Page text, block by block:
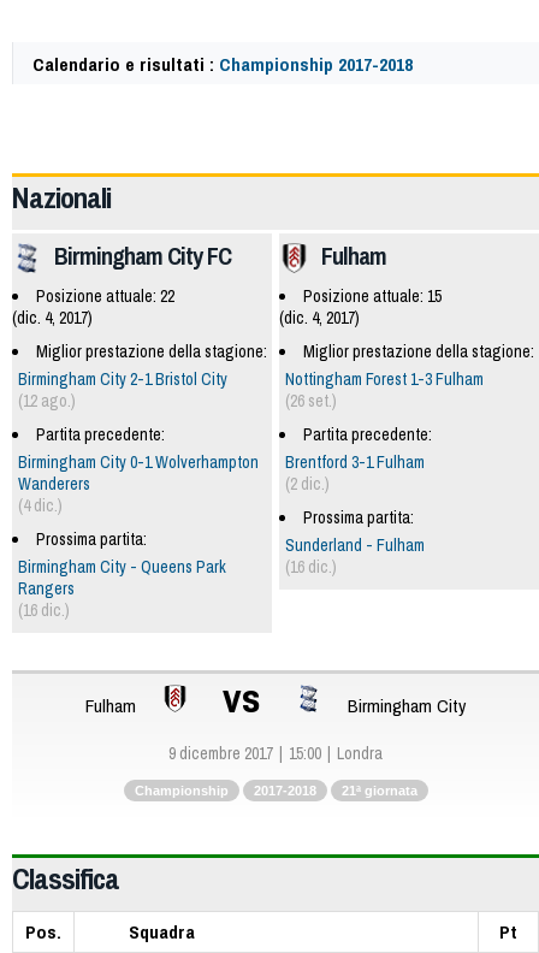
Calendario e risultati : Championship 2017-2018
Nazionali
Fulham
Posizione attuale: 15
(dic. 4, 2017)
Miglior prestazione della stagione:
Nottingham Forest 1-3 Fulham
(26 set.)
Partita precedente:
Brentford 3-1 Fulham
(2 dic.)
Prossima partita:
Sunderland - Fulham
(16 dic.)
Birmingham City FC
Posizione attuale: 22
(dic. 4, 2017)
Miglior prestazione della stagione:
Birmingham City 2-1 Bristol City
(12 ago.)
Partita precedente:
Birmingham City 0-1 Wolverhampton
Wanderers
(4 dic.)
Prossima partita:
Birmingham City - Queens Park
Rangers
(16 dic.)
Fulham vs Birmingham City
9 dicembre 2017 15:00 Londra
Championship 2017-2018 21ª giornata
Classifica
Pos. Squadra Pt